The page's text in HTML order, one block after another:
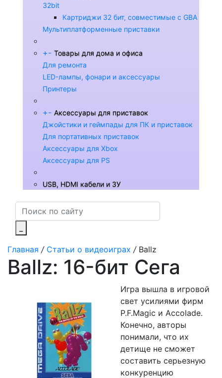
32bit
Картриджи 32 бит, совместимые с GBA
Мультиплатформенные приставки
+- Товары для дома и офиса
Для ремонта
LED-лампы, фонари и аксессуары
Принтеры
+- Аксессуары для приставок
Джойстики и геймпады для ПК и приставок
Для портативных приставок
Аксессуары для Xbox
Аксессуары для PS
USB, HDMI кабели и ЗУ
Главная / Статьи о видеоиграх / Ballz
Ballz: 16-бит Сега
Игра вышла в игровой
свет усилиями фирм
P.F.Magic и Accolade.
Конечно, авторы
понимали, что их
детище не сможет
составить серьезную
конкуренцию